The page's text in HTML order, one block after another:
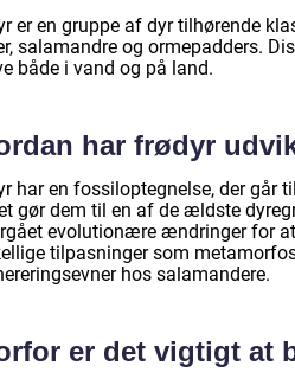
er en gruppe af dyr tilhørende
salamandre og ormepadders.
både i vand og på land.
har frødyr
har en fossiloptegnelse, der går
gør dem til en af de ældste
evolutionære ændringer for
tilpasninger som
hos salamandere.
er det vigtigt at